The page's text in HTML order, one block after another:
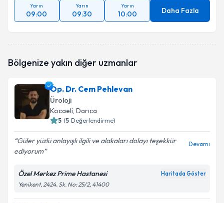
Yarın
09:00
Yarın
09:30
Yarın
10:00 Daha Fazla
Bölgenize yakın diğer uzmanlar
Op. Dr. Cem Pehlevan
Üroloji
Kocaeli, Darıca
5 (5 Değerlendirme)
Güler yüzlü anlayışlı ilgili ve alakaları dolayı teşekkür
ediyorum
Devamı
Özel Merkez Prime Hastanesi Haritada Göster
Yenikent, 2424. Sk. No: 25/2, 41400